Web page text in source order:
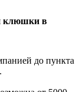
клюшки в
до пункта